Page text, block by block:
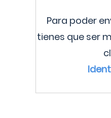
Para poder
tienes que ser